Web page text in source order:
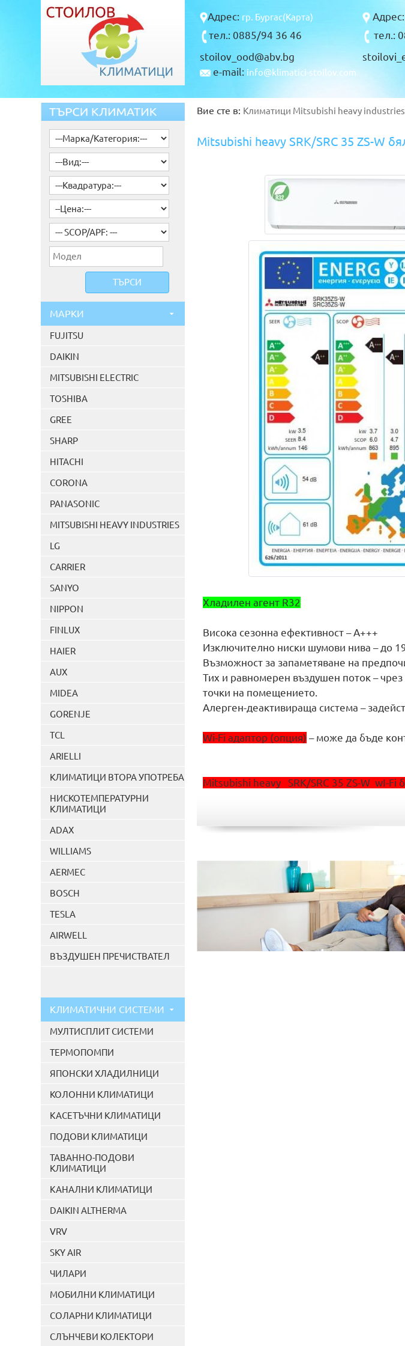
Адрес: гр. Бургас(Карта)
тел.: 0885/94 36 46
stoilov_ood@abv.bg
e-mail: info@klimatici-stoilov.com
Адрес:
тел.:
МАРКИ
FUJITSU
DAIKIN
MITSUBISHI ELECTRIC
TOSHIBA
GREE
SHARP
HITACHI
CORONA
PANASONIC
MITSUBISHI HEAVY INDUSTRIES
LG
CARRIER
SANYO
NIPPON
FINLUX
HAIER
AUX
MIDEA
GORENJE
TCL
ARIELLI
КЛИМАТИЦИ ВТОРА УПОТРЕБА
НИСКОТЕМПЕРАТУРНИ
КЛИМАТИЦИ
ADAX
WILLIAMS
AERMEC
BOSCH
TESLA
AIRWELL
ВЪЗДУШЕН ПРЕЧИСТВАТЕЛ
КЛИМАТИЧНИ СИСТЕМИ
МУЛТИСПЛИТ СИСТЕМИ
ТЕРМОПОМПИ
ЯПОНСКИ ХЛАДИЛНИЦИ
КОЛОННИ КЛИМАТИЦИ
КАСЕТЪЧНИ КЛИМАТИЦИ
ПОДОВИ КЛИМАТИЦИ
ТАВАННО-ПОДОВИ
КЛИМАТИЦИ
КАНАЛНИ КЛИМАТИЦИ
DAIKIN ALTHERMA
VRV
SKY AIR
ЧИЛАРИ
МОБИЛНИ КЛИМАТИЦИ
СОЛАРНИ КЛИМАТИЦИ
СЛЪНЧЕВИ КОЛЕКТОРИ
Вие сте в: Климатици Mitsubishi heavy industries
Mitsubishi heavy SRK/SRC 35 ZS-W
Хладилен агент R32
Висока сезонна ефективност – A+++
Изключително ниски шумови нива – до
Възможност за запаметяване на
Тих и равномерен въздушен поток –
точки на помещението.
Алерген-деактивираща система –
Wi-Fi адаптор (опция) – може да бъде
Mitsubishi heavy SRK/SRC 35 ZS-W wI-